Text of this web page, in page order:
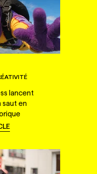
lancent
saut en